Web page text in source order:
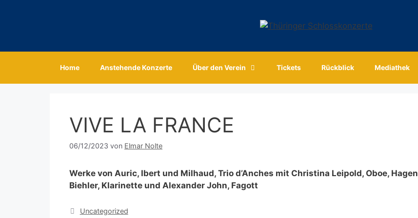
Home Anstehende Konzerte Über den Verein Tickets Rückblick Mediathek
VIVE LA FRANCE
06/12/2023 von Elmar Nolte
Werke von Auric, Ibert und Milhaud, Trio d’Anches mit Christina Leipold, Oboe, Hagen
Biehler, Klarinette und Alexander John, Fagott
Kategorien
Uncategorized